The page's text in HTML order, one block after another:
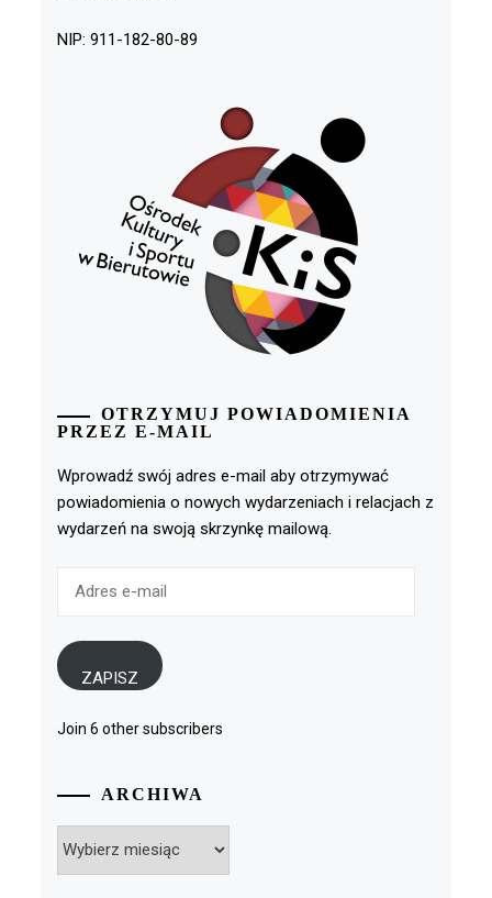
NIP: 911-182-80-89
OTRZYMUJ POWIADOMIENIA
PRZEZ E-MAIL
Wprowadź swój adres e-mail aby otrzymywać
powiadomienia o nowych wydarzeniach i relacjach z
wydarzeń na swoją skrzynkę mailową.
ZAPISZ
Join 6 other subscribers
ARCHIWA